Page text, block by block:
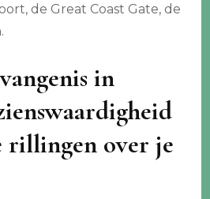
de Great Coast Gate, de
in
rillingen over je